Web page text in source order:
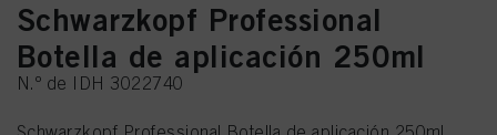
Schwarzkopf Professional
Botella de aplicación 250ml
N.º de IDH 3022740